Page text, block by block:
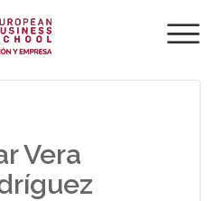
DE
Vera